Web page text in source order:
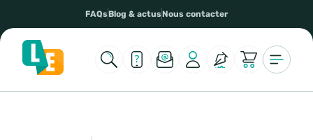
FAQsBlog & actusNous contacter